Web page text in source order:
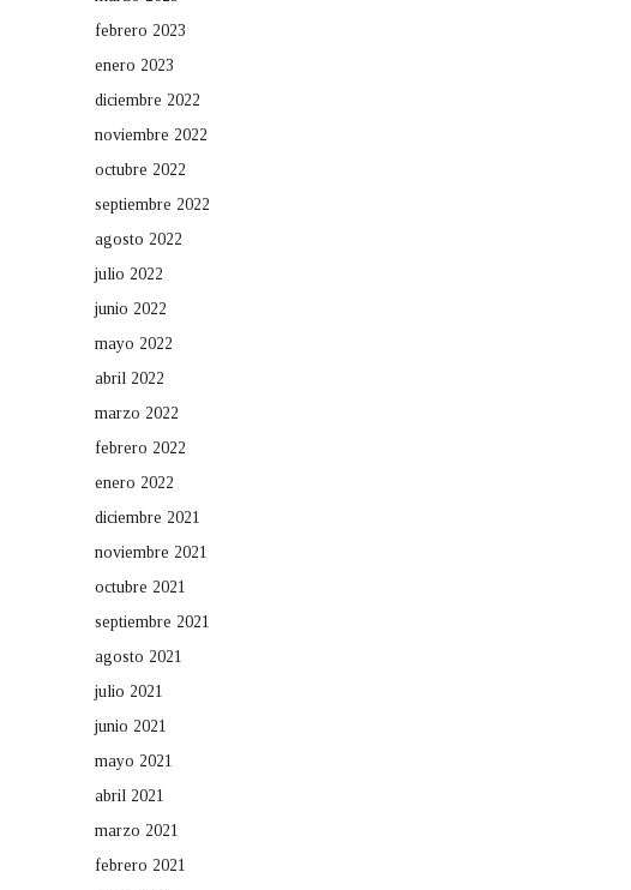
febrero 2023
enero 2023
diciembre 2022
noviembre 2022
octubre 2022
septiembre 2022
agosto 2022
julio 2022
junio 2022
mayo 2022
abril 2022
marzo 2022
febrero 2022
enero 2022
diciembre 2021
noviembre 2021
octubre 2021
septiembre 2021
agosto 2021
julio 2021
junio 2021
mayo 2021
abril 2021
marzo 2021
febrero 2021